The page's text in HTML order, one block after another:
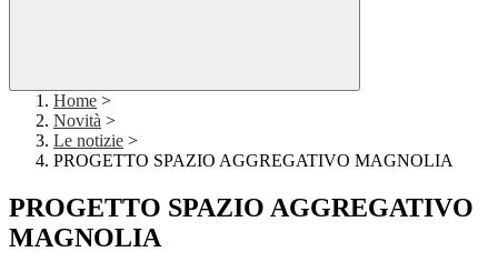
Home >
Novità >
Le notizie >
PROGETTO SPAZIO AGGREGATIVO MAGNOLIA
PROGETTO SPAZIO AGGREGATIVO
MAGNOLIA